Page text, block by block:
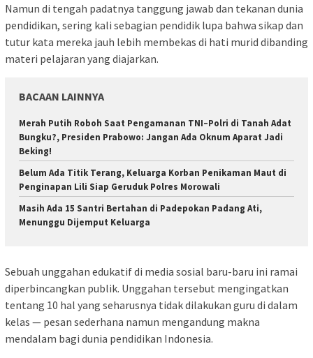
Namun di tengah padatnya tanggung jawab dan tekanan dunia
pendidikan, sering kali sebagian pendidik lupa bahwa sikap dan
tutur kata mereka jauh lebih membekas di hati murid dibanding
materi pelajaran yang diajarkan.
BACAAN LAINNYA
Merah Putih Roboh Saat Pengamanan TNI–Polri di Tanah Adat
Bungku?, Presiden Prabowo: Jangan Ada Oknum Aparat Jadi
Beking!
Belum Ada Titik Terang, Keluarga Korban Penikaman Maut di
Penginapan Lili Siap Geruduk Polres Morowali
Masih Ada 15 Santri Bertahan di Padepokan Padang Ati,
Menunggu Dijemput Keluarga
Sebuah unggahan edukatif di media sosial baru-baru ini ramai
diperbincangkan publik. Unggahan tersebut mengingatkan
tentang 10 hal yang seharusnya tidak dilakukan guru di dalam
kelas — pesan sederhana namun mengandung makna
mendalam bagi dunia pendidikan Indonesia.